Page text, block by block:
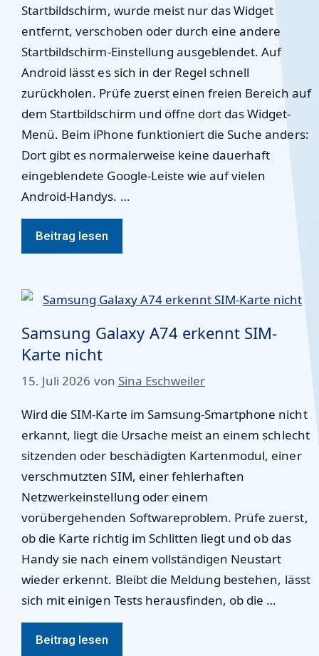
Startbildschirm, wurde meist nur das Widget
entfernt, verschoben oder durch eine andere
Startbildschirm-Einstellung ausgeblendet. Auf
Android lässt es sich in der Regel schnell
zurückholen. Prüfe zuerst einen freien Bereich auf
dem Startbildschirm und öffne dort das Widget-
Menü. Beim iPhone funktioniert die Suche anders:
Dort gibt es normalerweise keine dauerhaft
eingeblendete Google-Leiste wie auf vielen
Android-Handys. …
Beitrag lesen
Samsung Galaxy A74 erkennt SIM-
Karte nicht
15. Juli 2026 von Sina Eschweiler
Wird die SIM-Karte im Samsung-Smartphone nicht
erkannt, liegt die Ursache meist an einem schlecht
sitzenden oder beschädigten Kartenmodul, einer
verschmutzten SIM, einer fehlerhaften
Netzwerkeinstellung oder einem
vorübergehenden Softwareproblem. Prüfe zuerst,
ob die Karte richtig im Schlitten liegt und ob das
Handy sie nach einem vollständigen Neustart
wieder erkennt. Bleibt die Meldung bestehen, lässt
sich mit einigen Tests herausfinden, ob die …
Beitrag lesen